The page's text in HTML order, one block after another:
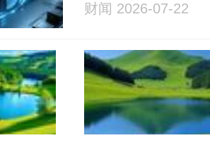
财闻 2026-07-22